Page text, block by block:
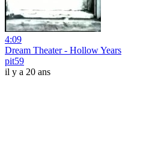
4:09
Dream Theater - Hollow Years
pit59
il y a 20 ans